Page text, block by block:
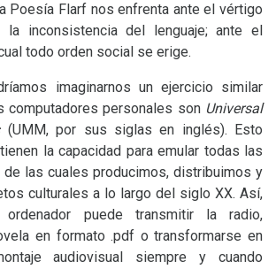
Poesía Flarf nos enfrenta ante el vértigo
la inconsistencia del lenguaje; ante el
todo orden social se erige.
imaginarnos un ejercicio similar
computadores personales son Universal
(UMM, por sus siglas en inglés). Esto
la capacidad para emular todas las
de las cuales producimos, distribuimos y
culturales a lo largo del siglo XX. Así,
puede transmitir la radio,
en formato .pdf o transformarse en
audiovisual siempre y cuando